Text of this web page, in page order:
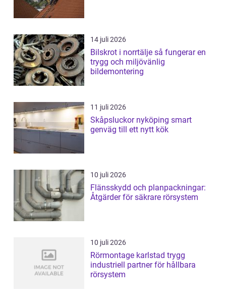
14 juli 2026
Bilskrot i norrtälje så fungerar en
trygg och miljövänlig
bildemontering
11 juli 2026
Skåpsluckor nyköping smart
genväg till ett nytt kök
10 juli 2026
Flänsskydd och planpackningar:
Åtgärder för säkrare rörsystem
10 juli 2026
Rörmontage karlstad trygg
industriell partner för hållbara
rörsystem